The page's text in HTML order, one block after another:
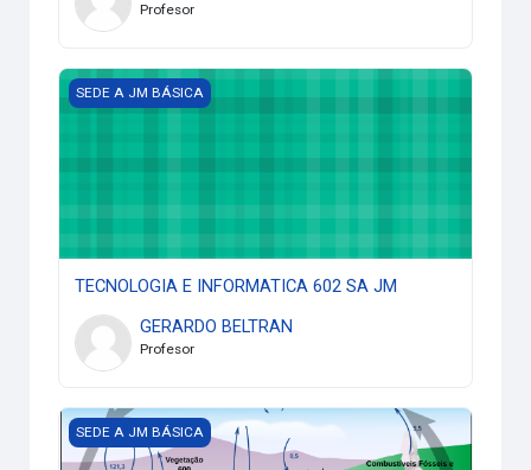
Profesor
TECNOLOGIA E INFORMATICA 602 SA JM
SEDE A JM BÁSICA
TECNOLOGIA E INFORMATICA 602 SA JM
GERARDO BELTRAN
Profesor
CTS 702
SEDE A JM BÁSICA